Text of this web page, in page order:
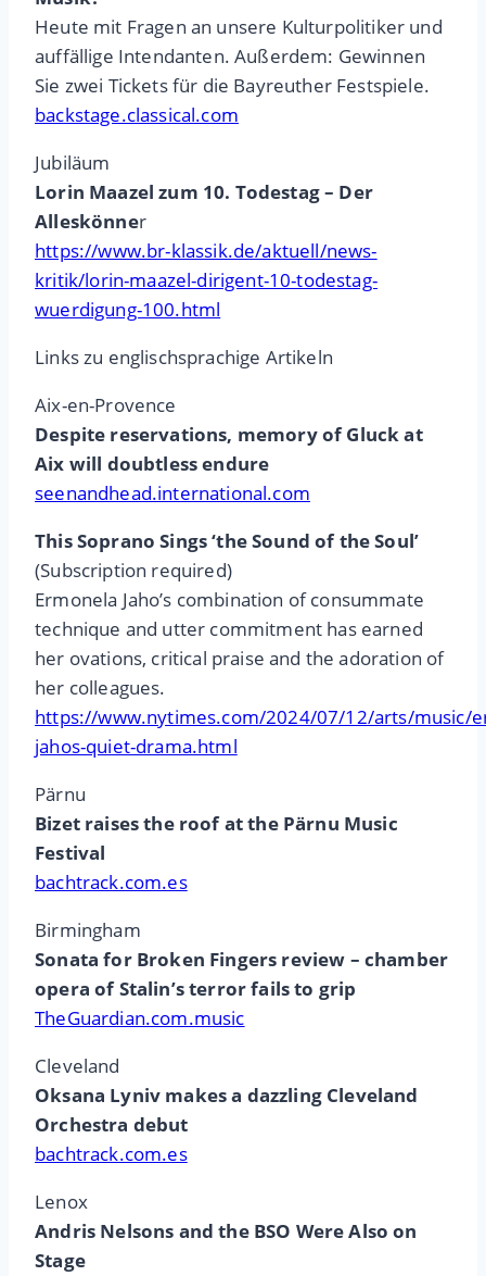
Heute mit Fragen an unsere Kulturpolitiker und
auffällige Intendanten. Außerdem: Gewinnen
Sie zwei Tickets für die Bayreuther Festspiele.
backstage.classical.com
Jubiläum
Lorin Maazel zum 10. Todestag – Der
Alleskönner
https://www.br-klassik.de/aktuell/news-
kritik/lorin-maazel-dirigent-10-todestag-
wuerdigung-100.html
Links zu englischsprachige Artikeln
Aix-en-Provence
Despite reservations, memory of Gluck at
Aix will doubtless endure
seenandhead.international.com
This Soprano Sings ‘the Sound of the Soul’
(Subscription required)
Ermonela Jaho’s combination of consummate
technique and utter commitment has earned
her ovations, critical praise and the adoration of
her colleagues.
https://www.nytimes.com/2024/07/12/arts/music/
jahos-quiet-drama.html
Pärnu
Bizet raises the roof at the Pärnu Music
Festival
bachtrack.com.es
Birmingham
Sonata for Broken Fingers review – chamber
opera of Stalin’s terror fails to grip
TheGuardian.com.music
Cleveland
Oksana Lyniv makes a dazzling Cleveland
Orchestra debut
bachtrack.com.es
Lenox
Andris Nelsons and the BSO Were Also on
Stage